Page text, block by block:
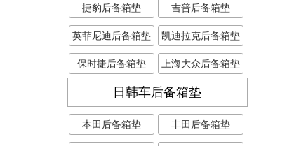
捷豹后备箱垫 吉普后备箱垫
英菲尼迪后备箱垫 凯迪拉克后备箱垫
保时捷后备箱垫 上海大众后备箱垫
日韩车后备箱垫
本田后备箱垫 丰田后备箱垫